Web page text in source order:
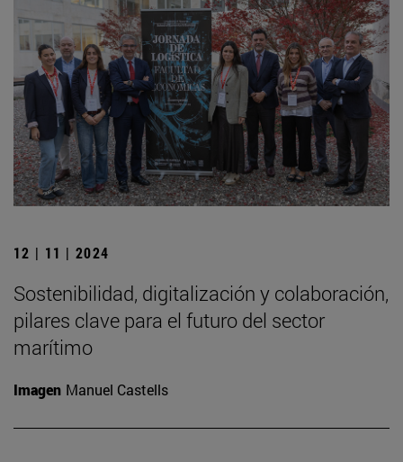
12 | 11 | 2024
Sostenibilidad, digitalización y colaboración,
pilares clave para el futuro del sector
marítimo
Imagen Manuel Castells